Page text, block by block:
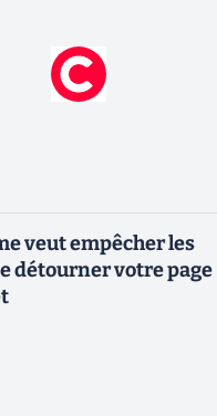
veut empêcher les
détourner votre page